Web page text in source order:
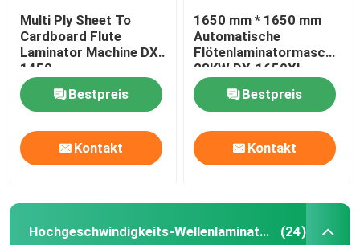
Multi Ply Sheet To
Cardboard Flute
Laminator Machine DX-
1450
Bestpreis
Kontakt
1650 mm * 1650 mm
Automatische
Flötenlaminatormaschine
28KW DX-1650XL
Bestpreis
Kontakt
Hochgeschwindigkeits-Wellenlaminator (24)